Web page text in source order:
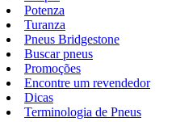
Potenza
Turanza
Pneus Bridgestone
Buscar pneus
Promoções
Encontre um revendedor
Dicas
Terminologia de Pneus